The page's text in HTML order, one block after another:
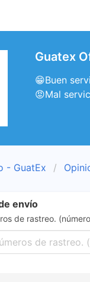
Guatex
😁Buen
😡Mal
- GuatEx
envío
de rastreo.